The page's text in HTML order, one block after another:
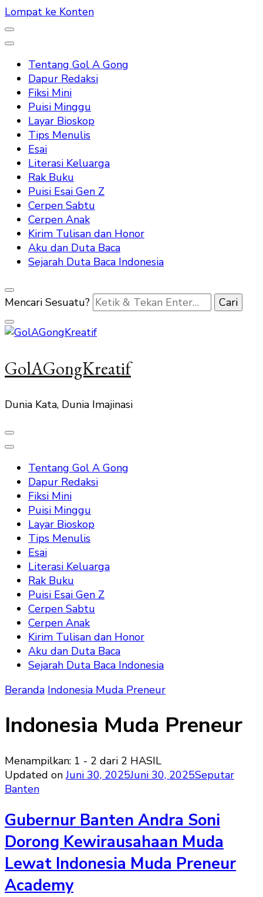
Lompat ke Konten
Tentang Gol A Gong
Dapur Redaksi
Fiksi Mini
Puisi Minggu
Layar Bioskop
Tips Menulis
Esai
Literasi Keluarga
Rak Buku
Puisi Esai Gen Z
Cerpen Sabtu
Cerpen Anak
Kirim Tulisan dan Honor
Aku dan Duta Baca
Sejarah Duta Baca Indonesia
Mencari Sesuatu?
GolAGongKreatif
Dunia Kata, Dunia Imajinasi
Tentang Gol A Gong
Dapur Redaksi
Fiksi Mini
Puisi Minggu
Layar Bioskop
Tips Menulis
Esai
Literasi Keluarga
Rak Buku
Puisi Esai Gen Z
Cerpen Sabtu
Cerpen Anak
Kirim Tulisan dan Honor
Aku dan Duta Baca
Sejarah Duta Baca Indonesia
Beranda Indonesia Muda Preneur
Indonesia Muda Preneur
Menampilkan: 1 - 2 dari 2 HASIL
Updated onJuni 30, 2025Juni 30, 2025Seputar
Banten
Gubernur Banten Andra Soni
Dorong Kewirausahaan Muda
Lewat Indonesia Muda Preneur
Academy